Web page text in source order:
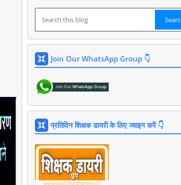
Join Our WhatsApp Group 👇
प्रतिदिन शिक्षक डायरी के लिए ज्वाइन करें 👇